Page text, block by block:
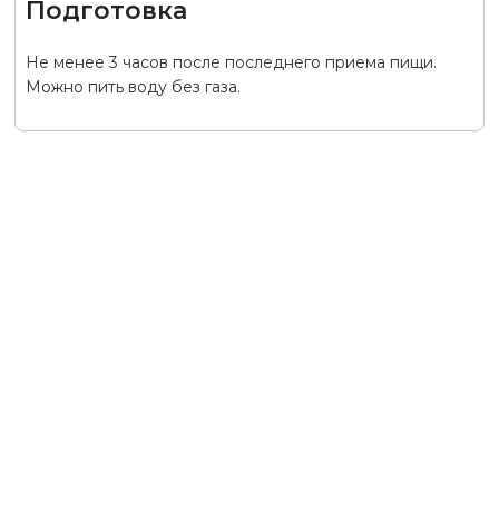
Подготовка
Не менее 3 часов после последнего приема пищи.
Можно пить воду без газа.